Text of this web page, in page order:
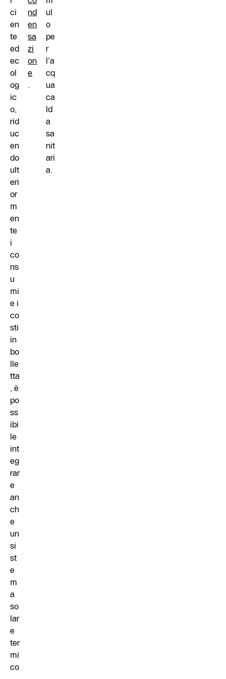
ci
en
te
ed
ec
ol
og
ic
o,
rid
uc
en
do
ult
eri
or
m
en
te
i
co
ns
u
mi
e i
co
sti
in
bo
lle
tta
, è
po
ss
ibi
le
int
eg
rar
e
an
ch
e
un
si
st
e
m
a
so
lar
e
ter
mi
co
nd
en
sa
zi
on
e
.
ul
o
pe
r
l’a
cq
ua
ca
ld
a
sa
nit
ari
a.